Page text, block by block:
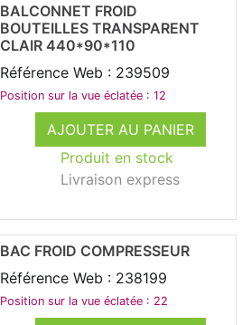
AJOUTER AU PANIER
Produit en stock
Livraison express
BALCONNET FROID
BOUTEILLES TRANSPARENT
CLAIR 440*90*110
Référence Web : 239509
Position sur la vue éclatée : 12
BAC FROID COMPRESSEUR
Référence Web : 238199
Position sur la vue éclatée : 22